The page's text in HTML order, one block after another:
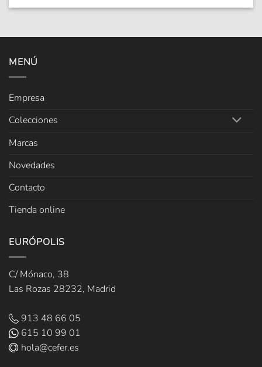
MENÚ
Empresa
Colecciones
Marcas
Novedades
Contacto
Tienda online
EURÓPOLIS
C/ Mónaco, 38
Las Rozas 28232, Madrid
913 48 66 05
615 10 99 01
hola@cefer.es